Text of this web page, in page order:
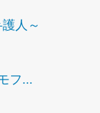
人～
フ...